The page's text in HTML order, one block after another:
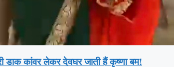
डाक कांवर लेकर देवघर जाती हैं कृष्णा बम!